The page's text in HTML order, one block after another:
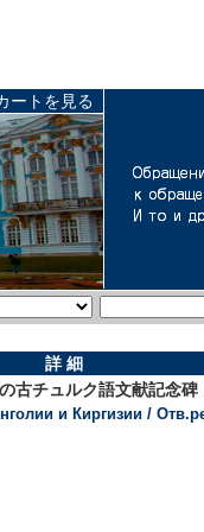
ートを見る
詳 細
チュルク語文献記念碑
и Киргизии /